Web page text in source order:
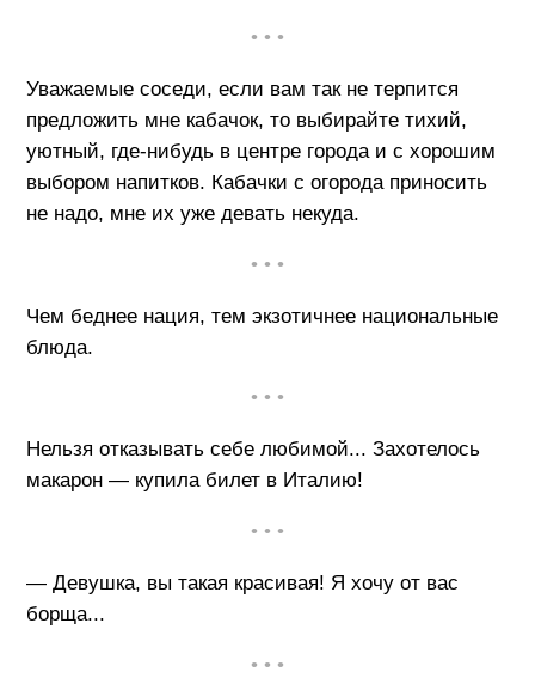
• • •
Уважаемые соседи, если вам так не терпится
предложить мне кабачок, то выбирайте тихий,
уютный, где-нибудь в центре города и с хорошим
выбором напитков. Кабачки с огорода приносить
не надо, мне их уже девать некуда.
• • •
Чем беднее нация, тем экзотичнее национальные
блюда.
• • •
Нельзя отказывать себе любимой... Захотелось
макарон — купила билет в Италию!
• • •
— Девушка, вы такая красивая! Я хочу от вас
борща...
• • •